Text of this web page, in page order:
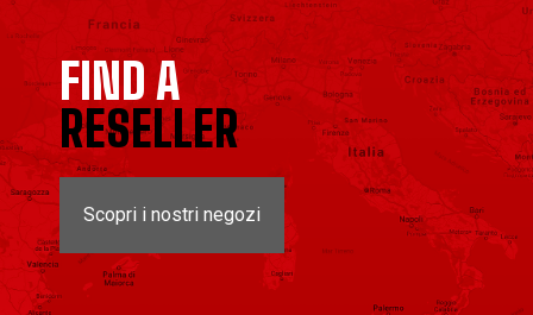
FIND A
RESELLER
Scopri i nostri negozi